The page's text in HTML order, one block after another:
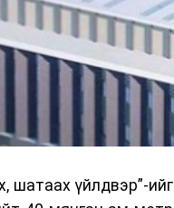
мэдээлэл өгч,
төлөвлөлт, зохион
Т.Ганзориг
олон улсын арга
аюулгүй,
шатаах үйлдвэр”-ийг